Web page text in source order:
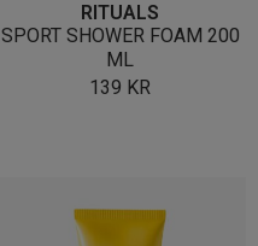
RITUALS
SPORT SHOWER FOAM 200
ML
139 KR